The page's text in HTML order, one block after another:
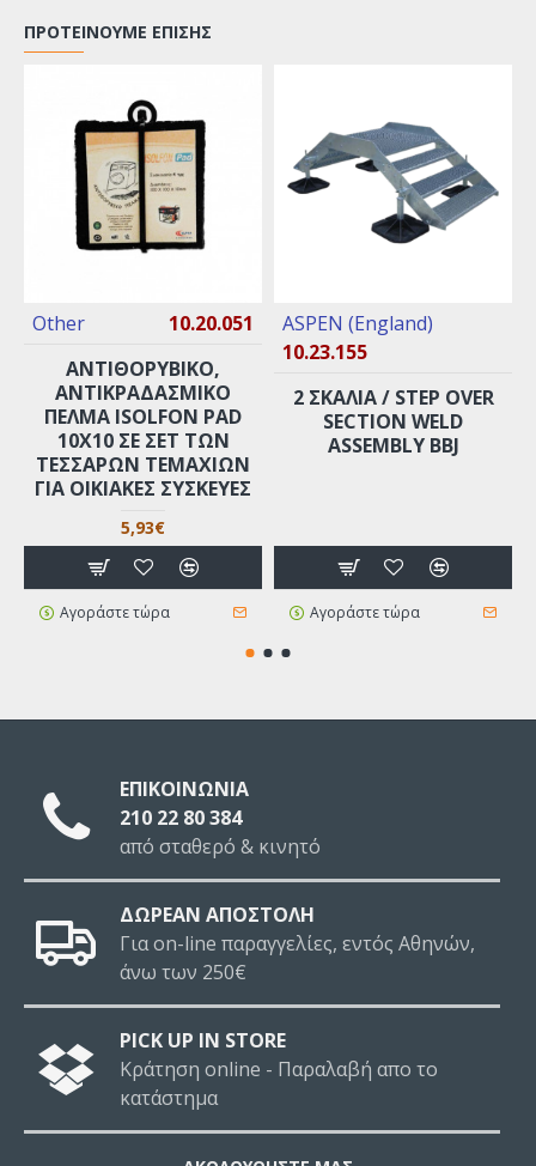
ΠΡΟΤΕΊΝΟΥΜΕ ΕΠΊΣΗΣ
Other
10.20.051
ΑΝΤΙΘΟΡΥΒΙΚΌ,
ΑΝΤΙΚΡΑΔΑΣΜΙΚΌ
ΠΈΛΜΑ ISOLFON PAD
10X10 ΣΕ ΣΕΤ ΤΩΝ
ΤΕΣΣΆΡΩΝ ΤΕΜΑΧΊΩΝ
ΓΙΑ ΟΙΚΙΑΚΈΣ ΣΥΣΚΕΥΈΣ
5,93€
Αγοράστε τώρα
ASPEN (England)
10.23.155
2 ΣΚΑΛΙΆ / STEP OVER
SECTION WELD
ASSEMBLY BBJ
Αγοράστε τώρα
ΕΠΙΚΟΙΝΩΝΙΑ
210 22 80 384
από σταθερό & κινητό
ΔΩΡΕΑΝ ΑΠΟΣΤΟΛΗ
Για on-line παραγγελίες, εντός Αθηνών,
άνω των 250€
PICK UP IN STORE
Κράτηση online - Παραλαβή απο το
κατάστημα